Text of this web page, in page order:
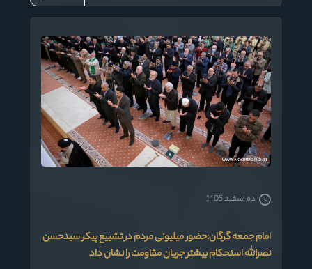
امام جمعه گرگان:حضور میلیونی مردم در تشییع پیکر سیدحسن
نصرالله استحکام بیشتر جریان مقاومت را نشان داد
ده اسفند 1405